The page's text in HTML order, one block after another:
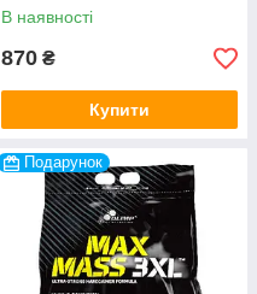
В наявності
870 ₴
Купити
Подарунок